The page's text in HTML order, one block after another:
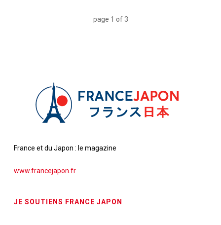
page 1 of 3
France et du Japon : le magazine
www.francejapon.fr
JE SOUTIENS FRANCE JAPON